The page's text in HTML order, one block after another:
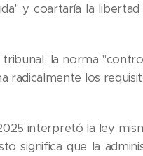
y coartaría la
la norma
radicalmente los
interpretó la ley
significa que la